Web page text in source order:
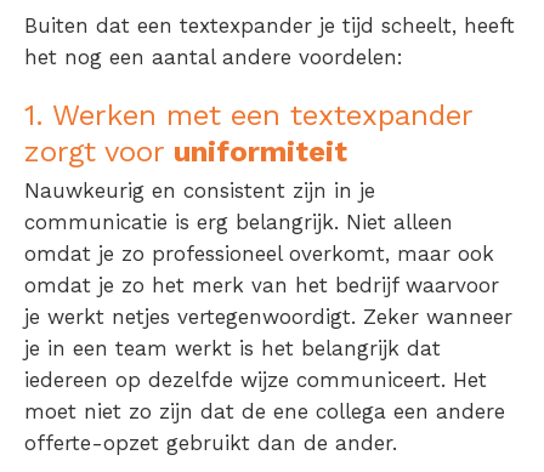
Buiten dat een textexpander je tijd scheelt, heeft
het nog een aantal andere voordelen:
1. Werken met een textexpander
zorgt voor uniformiteit
Nauwkeurig en consistent zijn in je
communicatie is erg belangrijk. Niet alleen
omdat je zo professioneel overkomt, maar ook
omdat je zo het merk van het bedrijf waarvoor
je werkt netjes vertegenwoordigt. Zeker wanneer
je in een team werkt is het belangrijk dat
iedereen op dezelfde wijze communiceert. Het
moet niet zo zijn dat de ene collega een andere
offerte-opzet gebruikt dan de ander.